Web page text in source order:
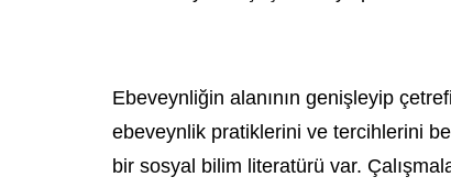
Ebeveynliğin alanının genişleyip
ebeveynlik pratiklerini ve tercihlerini
bir sosyal bilim literatürü var.